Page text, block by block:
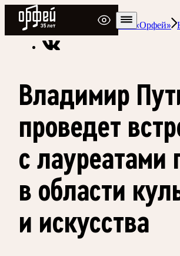
Радио Орфей
Радио классической музыки «Орфей»
Владимир
проведет
с лауреатами
в области
и искусства